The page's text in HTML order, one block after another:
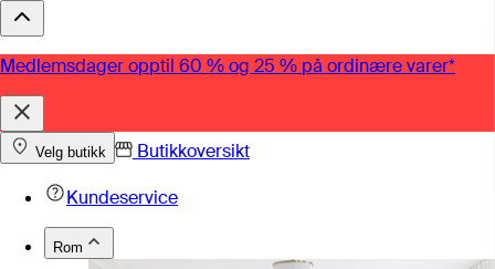
Medlemsdager opptil 60 % og 25 % på ordinære varer*
Velg butikk
Butikkoversikt
Kundeservice
Rom